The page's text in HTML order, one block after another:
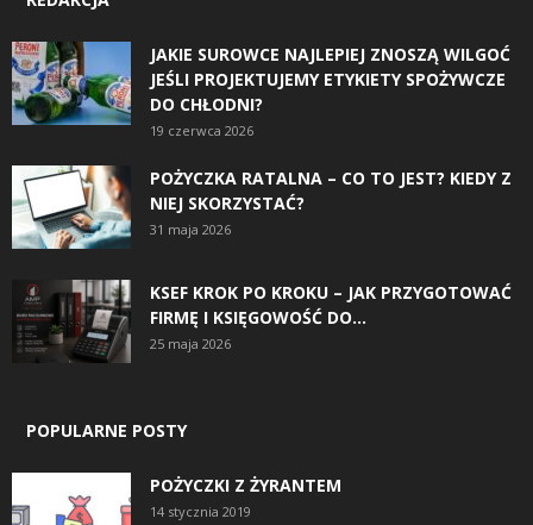
JAKIE SUROWCE NAJLEPIEJ ZNOSZĄ WILGOĆ
JEŚLI PROJEKTUJEMY ETYKIETY SPOŻYWCZE
DO CHŁODNI?
19 czerwca 2026
POŻYCZKA RATALNA – CO TO JEST? KIEDY Z
NIEJ SKORZYSTAĆ?
31 maja 2026
KSEF KROK PO KROKU – JAK PRZYGOTOWAĆ
FIRMĘ I KSIĘGOWOŚĆ DO...
25 maja 2026
POPULARNE POSTY
POŻYCZKI Z ŻYRANTEM
14 stycznia 2019